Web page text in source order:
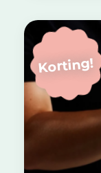
Korting!